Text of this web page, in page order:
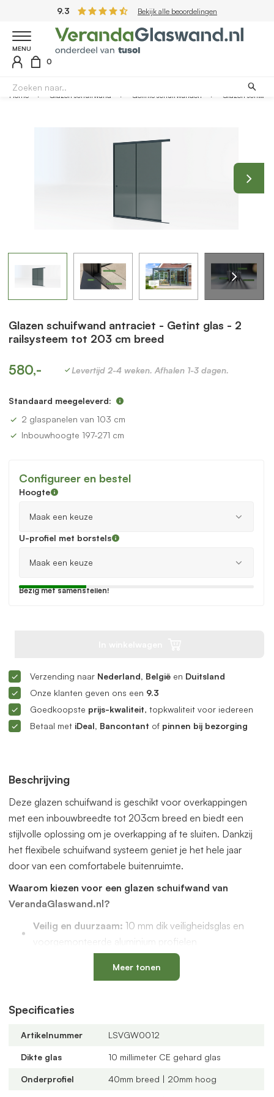
9.3 Bekijk alle beoordelingen
MENU
0
Home Glazen schuifwand Getinte schuifwanden Glazen schuifwand antraciet - Getint glas - 2 railsysteem tot 203 cm breed
Beschrijving
Deze glazen schuifwand is geschikt voor overkappingen
met een inbouwbreedte tot 203cm breed en biedt een
stijlvolle oplossing om je overkapping af te sluiten. Dankzij
het flexibele schuifwand systeem geniet je het hele jaar
door van een comfortabele buitenruimte.
Waarom kiezen voor een glazen schuifwand van
VerandaGlaswand.nl?
Veilig en duurzaam: 10 mm dik veiligheidsglas en
voorgemonteerde aluminium profielen
met een vervangbaar loopspoor,
geïntegreerde waterafvoer en verkrijgbaar in antraciet
Verstelbare kunststof wielen
Altijd passend bij jouw veranda
verschillende maten, glastypes en steellook
U-profielen met tochtborstelsvoor een tochtvrije
Meer tonen
Specificaties
Artikelnummer LSVGW0012
Dikte glas 10 millimeter CE gehard glas
Onderprofiel 40mm breed | 20mm hoog
Glazen schuifwand antraciet - Getint glas - 2
railsysteem tot 203 cm breed
580,- Levertijd 2-4 weken. Afhalen 1-3 dagen.
Standaard meegeleverd:
2 glaspanelen van 103 cm
Inbouwhoogte 197-271 cm
Configureer en bestel
Hoogte
U-profiel met borstels
Bezig met samenstellen!
Verzending naar Nederland, België en Duitsland
Onze klanten geven ons een 9.3
Goedkoopste prijs-kwaliteit, topkwaliteit voor iedereen
Betaal met iDeal, Bancontant of pinnen bij bezorging